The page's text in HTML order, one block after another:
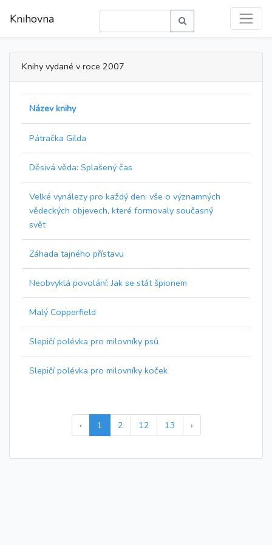
Knihovna
Knihy vydané v roce 2007
Název knihy
Pátračka Gilda
Děsivá věda: Splašený čas
Velké vynálezy pro každý den: vše o významných
vědeckých objevech, které formovaly současný
svět
Záhada tajného přístavu
Neobvyklá povolání: Jak se stát špionem
Malý Copperfield
Slepičí polévka pro milovníky psů
Slepičí polévka pro milovníky koček
‹ 1 2 12 13 ›